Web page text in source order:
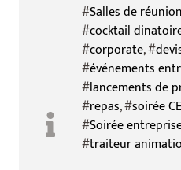
#Salles de réunion
#cocktail
#corporate, #
#événements
#lancements de
#repas, #soirée CE
#Soirée
#traiteur